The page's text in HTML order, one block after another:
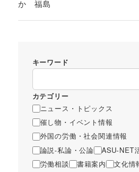
か 福島
キーワード
カテゴリー
ニュース・トピックス
催し物・イベント情報
外国の労働・社会関連情報
論説-私論・公論
ASU-NET
労働相談
書籍案内
文化情